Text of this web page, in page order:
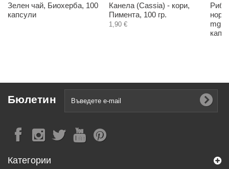
Зелен чай, Биохерба, 100
капсули
Канела (Cassia) - кори,
Пимента, 100 гр.
1,90 €
mg,
Бюлетин
Категории